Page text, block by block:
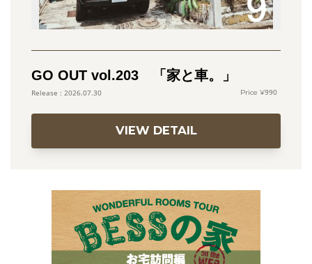
GO OUT vol.203 「家と車。」
2026.07.30 990
VIEW DETAIL